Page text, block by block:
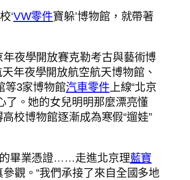
‘VW零件寶躲’博物館，就帶著
夜學開放賽克勒考古與藝術博
年夜學開放航空航天博物館、
等3家博物館汽車零件 上線“北京
。她的女兒明明那麼漂亮懂
校博物館逐漸成為寒假“遛娃”
的畢業憑證……走進北京理藍寶
觀。“我們承接了來自全國多地